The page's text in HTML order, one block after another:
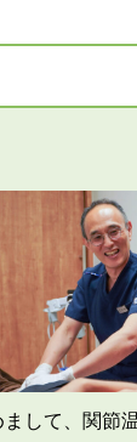
o
まして、関節